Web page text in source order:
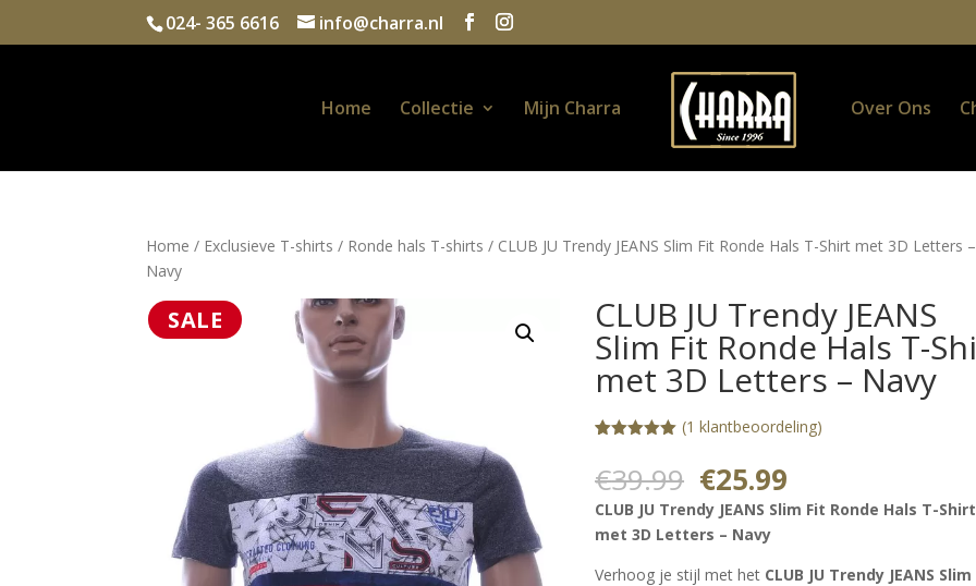
024- 365 6616 info@charra.nl
Home Collectie Mijn Charra Over Ons
Home / Exclusieve T-shirts / Ronde hals T-shirts / CLUB JU Trendy JEANS Slim Fit Ronde Hals T-Shirt met 3D Letters –
Navy
SALE CLUB JU Trendy JEANS
Slim Fit Ronde Hals T-
met 3D Letters – Navy
gebaseerd
klantbeoorde
(1 klantbeoordeling)
€39.99 Oorspronkelijke
prijs
was:
€39.99.
€25.99
prijs
is:
CLUB JU Trendy JEANS Slim Fit Ronde Hals T-Shirt
met 3D Letters – Navy
Verhoog je stijl met het CLUB JU Trendy JEANS